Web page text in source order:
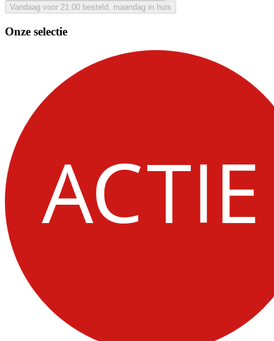
Vandaag voor 21:00 besteld, maandag in huis
Onze selectie